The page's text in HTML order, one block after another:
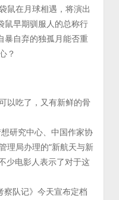
鼠在月球相遇，将演出
鼠早期驯服人的总称行
暴自弃的独孤月能否重
？
以吃了，又有新鲜的骨
研究中心、中国作家协
理局办理的“新航天与新
少电影人表示了对于这
察队记》今天宣布定档